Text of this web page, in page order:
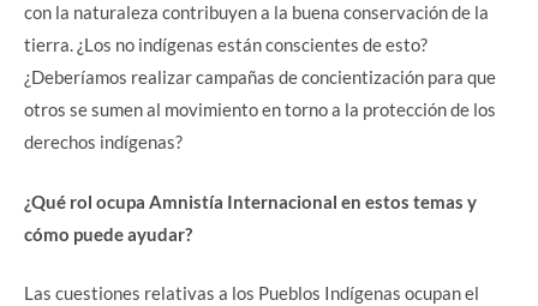
con la naturaleza contribuyen a la buena conservación de la
tierra. ¿Los no indígenas están conscientes de esto?
¿Deberíamos realizar campañas de concientización para que
otros se sumen al movimiento en torno a la protección de los
derechos indígenas?
¿Qué rol ocupa Amnistía Internacional en estos temas y
cómo puede ayudar?
Las cuestiones relativas a los Pueblos Indígenas ocupan el